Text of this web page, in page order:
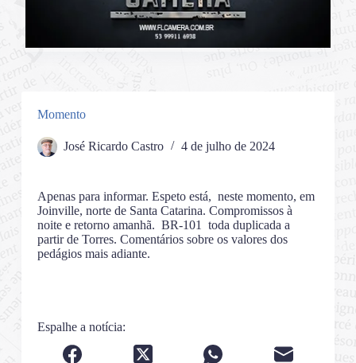
Momento
José Ricardo Castro 4 de julho de 2024
Apenas para informar. Espeto está, neste momento, em
Joinville, norte de Santa Catarina. Compromissos à
noite e retorno amanhã. BR-101 toda duplicada a
partir de Torres. Comentários sobre os valores dos
pedágios mais adiante.
Espalhe a notícia: